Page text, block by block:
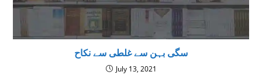
سگی بہن سے غلطی سے نکاح
July 13, 2021